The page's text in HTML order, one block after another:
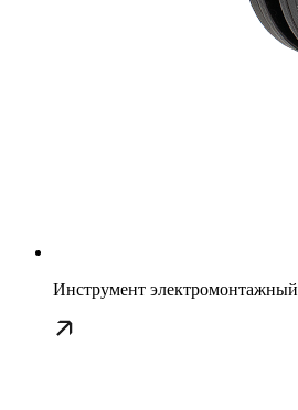
Инструмент электромонтажный